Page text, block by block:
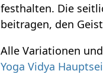
festhalten. Die
beitragen, den
Alle Variationen
Yoga Vidya